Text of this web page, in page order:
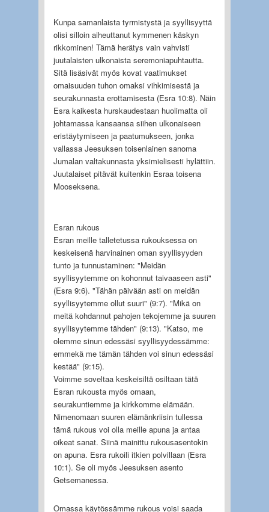
Kunpa samanlaista tyrmistystä ja syyllisyyttä
olisi silloin aiheuttanut kymmenen käskyn
rikkominen! Tämä herätys vain vahvisti
juutalaisten ulkonaista seremoniapuhtautta.
Sitä lisäsivät myös kovat vaatimukset
omaisuuden tuhon omaksi vihkimisestä ja
seurakunnasta erottamisesta (Esra 10:8). Näin
Esra kaikesta hurskaudestaan huolimatta oli
johtamassa kansaansa siihen ulkonaiseen
eristäytymiseen ja paatumukseen, jonka
vallassa Jeesuksen toisenlainen sanoma
Jumalan valtakunnasta yksimielisesti hylättiin.
Juutalaiset pitävät kuitenkin Esraa toisena
Mooseksena.
Esran rukous
Esran meille talletetussa rukouksessa on
keskeisenä harvinainen oman syyllisyyden
tunto ja tunnustaminen: "Meidän
syyllisyytemme on kohonnut taivaaseen asti"
(Esra 9:6). "Tähän päivään asti on meidän
syyllisyytemme ollut suuri" (9:7). "Mikä on
meitä kohdannut pahojen tekojemme ja suuren
syyllisyytemme tähden" (9:13). "Katso, me
olemme sinun edessäsi syyllisyydessämme:
emmekä me tämän tähden voi sinun edessäsi
kestää" (9:15).
Voimme soveltaa keskeisiltä osiltaan tätä
Esran rukousta myös omaan,
seurakuntiemme ja kirkkomme elämään.
Nimenomaan suuren elämänkriisin tullessa
tämä rukous voi olla meille apuna ja antaa
oikeat sanat. Siinä mainittu rukousasentokin
on apuna. Esra rukoili itkien polvillaan (Esra
10:1). Se oli myös Jeesuksen asento
Getsemanessa.
Omassa käytössämme rukous voisi saada